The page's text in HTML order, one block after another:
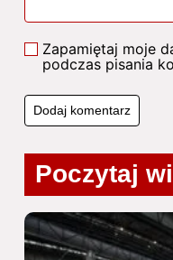
Zapamiętaj moje
podczas pisania
Poczytaj